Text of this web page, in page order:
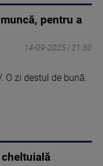
pentru a
14-09-2025 | 21:30
O zi destul de bună.